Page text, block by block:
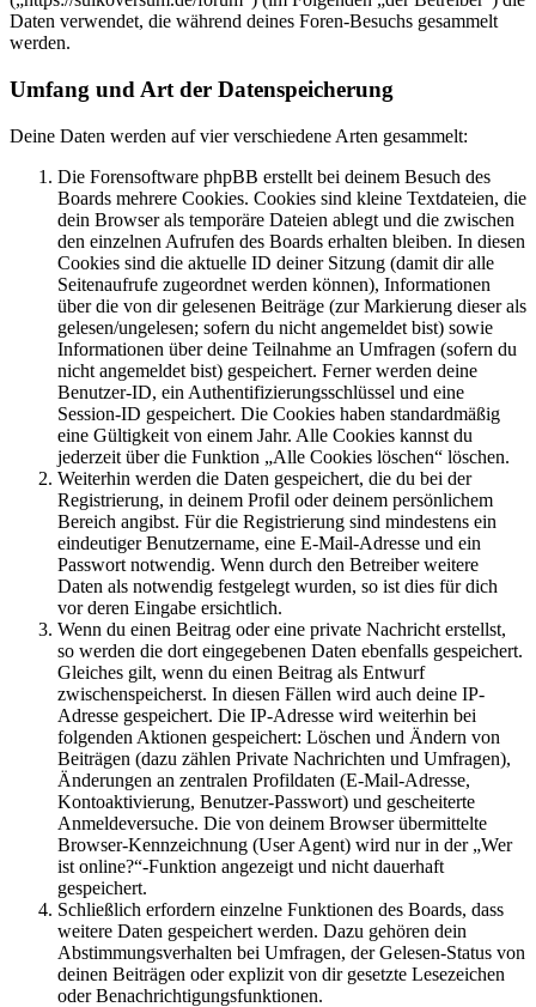
Daten verwendet, die während deines Foren-Besuchs gesammelt
werden.
Umfang und Art der Datenspeicherung
Deine Daten werden auf vier verschiedene Arten gesammelt:
Die Forensoftware phpBB erstellt bei deinem Besuch des
Boards mehrere Cookies. Cookies sind kleine Textdateien, die
dein Browser als temporäre Dateien ablegt und die zwischen
den einzelnen Aufrufen des Boards erhalten bleiben. In diesen
Cookies sind die aktuelle ID deiner Sitzung (damit dir alle
Seitenaufrufe zugeordnet werden können), Informationen
über die von dir gelesenen Beiträge (zur Markierung dieser als
gelesen/ungelesen; sofern du nicht angemeldet bist) sowie
Informationen über deine Teilnahme an Umfragen (sofern du
nicht angemeldet bist) gespeichert. Ferner werden deine
Benutzer-ID, ein Authentifizierungsschlüssel und eine
Session-ID gespeichert. Die Cookies haben standardmäßig
eine Gültigkeit von einem Jahr. Alle Cookies kannst du
jederzeit über die Funktion „Alle Cookies löschen“ löschen.
Weiterhin werden die Daten gespeichert, die du bei der
Registrierung, in deinem Profil oder deinem persönlichem
Bereich angibst. Für die Registrierung sind mindestens ein
eindeutiger Benutzername, eine E-Mail-Adresse und ein
Passwort notwendig. Wenn durch den Betreiber weitere
Daten als notwendig festgelegt wurden, so ist dies für dich
vor deren Eingabe ersichtlich.
Wenn du einen Beitrag oder eine private Nachricht erstellst,
so werden die dort eingegebenen Daten ebenfalls gespeichert.
Gleiches gilt, wenn du einen Beitrag als Entwurf
zwischenspeicherst. In diesen Fällen wird auch deine IP-
Adresse gespeichert. Die IP-Adresse wird weiterhin bei
folgenden Aktionen gespeichert: Löschen und Ändern von
Beiträgen (dazu zählen Private Nachrichten und Umfragen),
Änderungen an zentralen Profildaten (E-Mail-Adresse,
Kontoaktivierung, Benutzer-Passwort) und gescheiterte
Anmeldeversuche. Die von deinem Browser übermittelte
Browser-Kennzeichnung (User Agent) wird nur in der „Wer
ist online?“-Funktion angezeigt und nicht dauerhaft
gespeichert.
Schließlich erfordern einzelne Funktionen des Boards, dass
weitere Daten gespeichert werden. Dazu gehören dein
Abstimmungsverhalten bei Umfragen, der Gelesen-Status von
deinen Beiträgen oder explizit von dir gesetzte Lesezeichen
oder Benachrichtigungsfunktionen.